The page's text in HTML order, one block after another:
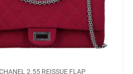
2.55 REISSUE FLAP